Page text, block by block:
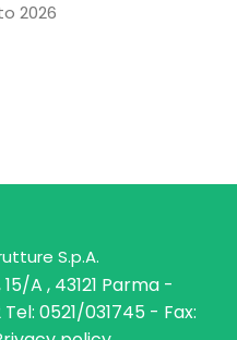
2026
S.p.A.
A , 43121 Parma -
0521/031745 - Fax: